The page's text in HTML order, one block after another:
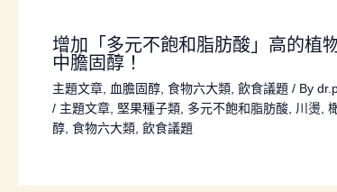
增加「多元不飽和脂肪酸」高的植
中膽固醇！
主題文章, 血膽固醇, 食物六大類, 飲食議題/ By
/ 主題文章, 堅果種子類, 多元不飽和脂肪酸, 川燙,
醇, 食物六大類, 飲食議題